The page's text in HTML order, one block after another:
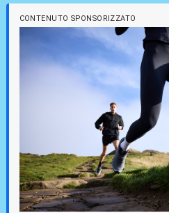
CONTENUTO SPONSORIZZATO